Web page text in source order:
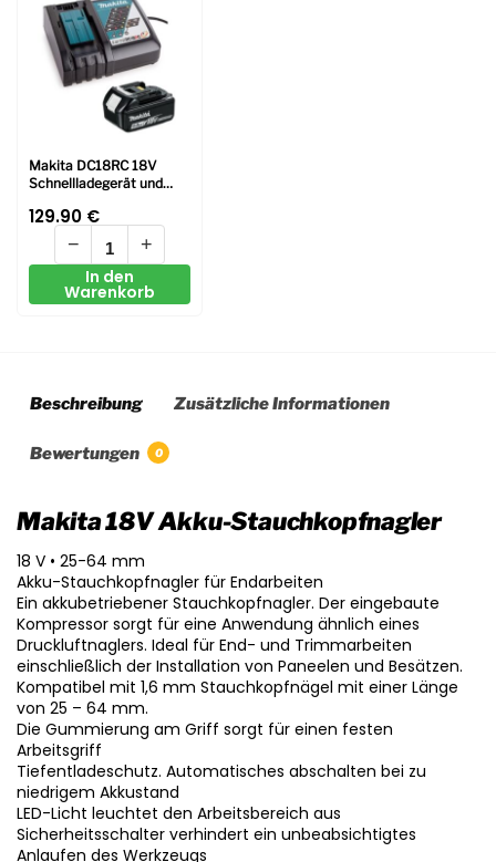
Makita DC18RC 18V
Schnellladegerät und
Batterie
129.90 €
−
+
In den
Warenkorb
Beschreibung Zusätzliche Informationen
Bewertungen 0
Makita 18V Akku-Stauchkopfnagler
18 V • 25-64 mm
Akku-Stauchkopfnagler für Endarbeiten
Ein akkubetriebener Stauchkopfnagler. Der eingebaute
Kompressor sorgt für eine Anwendung ähnlich eines
Druckluftnaglers. Ideal für End- und Trimmarbeiten
einschließlich der Installation von Paneelen und Besätzen.
Kompatibel mit 1,6 mm Stauchkopfnägel mit einer Länge
von 25 – 64 mm.
Die Gummierung am Griff sorgt für einen festen
Arbeitsgriff
Tiefentladeschutz. Automatisches abschalten bei zu
niedrigem Akkustand
LED-Licht leuchtet den Arbeitsbereich aus
Sicherheitsschalter verhindert ein unbeabsichtigtes
Anlaufen des Werkzeugs